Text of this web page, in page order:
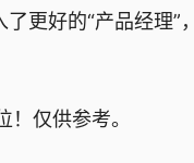
更好的“产品经理”
仅供参考。